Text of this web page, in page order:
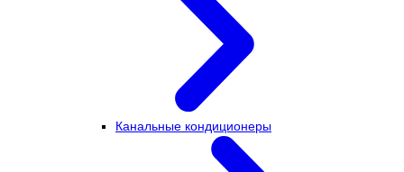
Канальные кондиционеры